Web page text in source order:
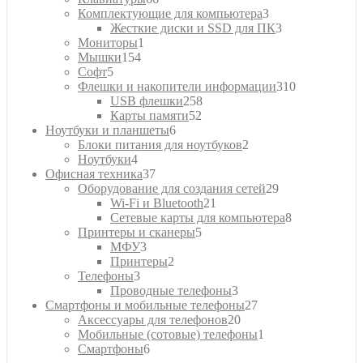
товаров
Комплектующие для компьютера33
товара
Жесткие диски и SSD для ПК33
Мониторы1
Мышки154154
Софт55
товаров
Флешки и накопители информации310310
USB флешки258258
Карты памяти52
Ноутбуки и планшеты66
товаров
Блоки питания для ноутбуков2
Ноутбуки44
товара
Офисная техника3737
товаров
Оборудование для создания сетей2929
Wi-Fi и Bluetooth21
товар
Сетевые карты для компьютера88
Принтеры и сканеры55
МФУ33
товара
Принтеры2
Телефоны33
товара
Проводные телефоны33
товара
Смартфоны и мобильные телефоны2727
Аксессуары для телефонов2020
товаров
Мобильные (сотовые) телефоны1
Смартфоны66